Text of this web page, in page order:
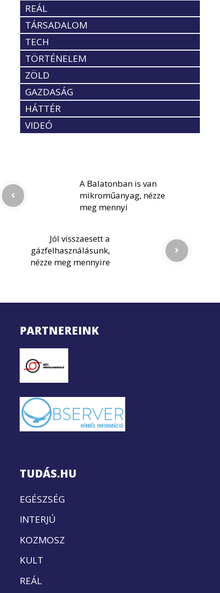
REÁL
TÁRSADALOM
TECH
TÖRTÉNELEM
ZÖLD
GAZDASÁG
HÁTTÉR
VIDEÓ
A Balatonban is van
mikroműanyag, nézze
meg mennyi
Jól visszaesett a
gázfelhasználásunk,
nézze meg mennyire
PARTNEREINK
TUDÁS.HU
EGÉSZSÉG
INTERJÚ
KOZMOSZ
KULT
REÁL